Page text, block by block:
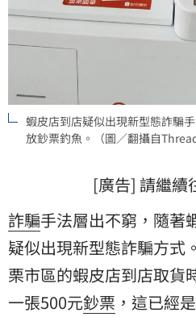
蝦皮店到店疑似出現新型態詐騙
放鈔票釣魚。（圖／翻攝自
[廣告] 請繼
詐騙手法層出不窮，隨著
疑似出現新型態詐騙方式
栗市區的蝦皮店到店取貨
一張500元鈔票 ，這已經